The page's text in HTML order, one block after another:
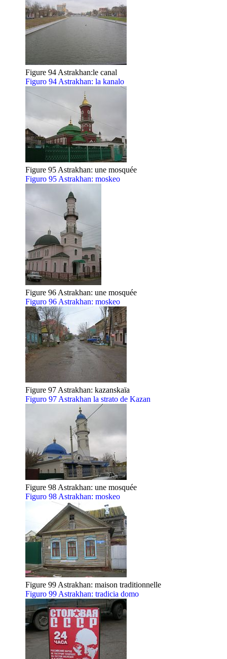
Figure 94 Astrakhan:le canal
Figuro 94 Astrakhan: la kanalo
Figure 95 Astrakhan: une mosquée
Figuro 95 Astrakhan: moskeo
Figure 96 Astrakhan: une mosquée
Figuro 96 Astrakhan: moskeo
Figure 97 Astrakhan: kazanskaïa
Figuro 97 Astrakhan la strato de Kazan
Figure 98 Astrakhan: une mosquée
Figuro 98 Astrakhan: moskeo
Figure 99 Astrakhan: maison traditionnelle
Figuro 99 Astrakhan: tradicia domo